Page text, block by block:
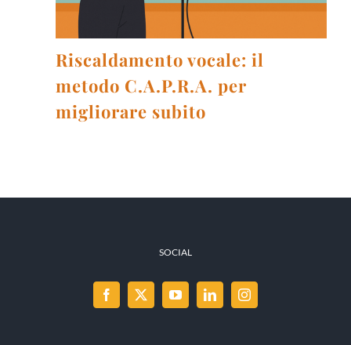
Riscaldamento vocale: il
metodo C.A.P.R.A. per
migliorare subito
SOCIAL